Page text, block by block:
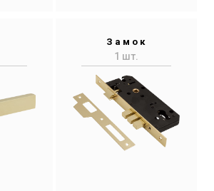
Замок
1 шт.